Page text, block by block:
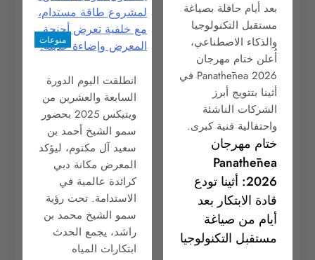
بعد أيام حافلة بصياغة
مستقبل التكنولوجيا
والذكاء الاصطناعي،
أُعلن ختام مهرجان
Panathēnea 2026 في
أثينا بتتويج أبرز
الشركات الناشئة
واحتفالية فنية كبرى.
ختام مهرجان
Panathēnea
2026: أثينا تودع
قادة الابتكار بعد
أيام من صياغة
مستقبل التكنولوجيا
منوعات
انطلقت اليوم الدورة
السابعة والعشرين من
ويتيكس 2025 بحضور
سمو الشيخ أحمد بن
سعيد آل مكتوم، ليؤكد
المعرض مكانة دبي
كرائدة عالمية في
الاستدامة. تحت رؤية
سمو الشيخ محمد بن
راشد، يجمع الحدث
ابتكارات المياه